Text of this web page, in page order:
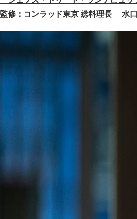
監修：コンラッド東京 総料理長 水口